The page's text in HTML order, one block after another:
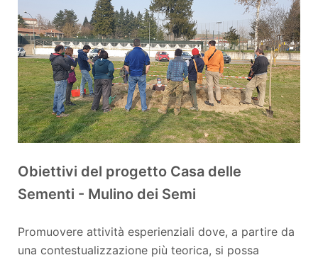
Obiettivi del progetto Casa delle
Sementi - Mulino dei Semi
Promuovere attività esperienziali dove, a partire da
una contestualizzazione più teorica, si possa